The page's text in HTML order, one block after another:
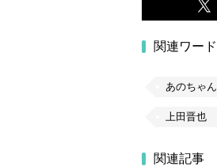
関連ワード
あのちゃん
上田晋也
関連記事